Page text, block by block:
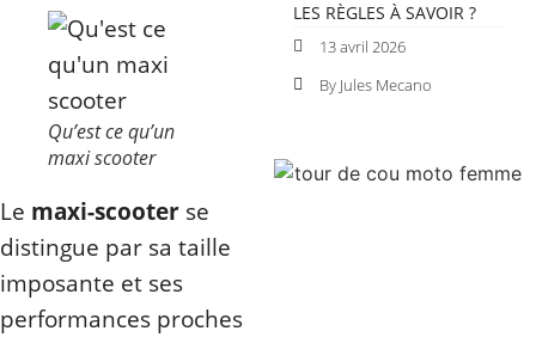
Qu’est ce qu’un
maxi scooter
Le maxi-scooter se
distingue par sa taille
imposante et ses
performances proches
LES RÈGLES À SAVOIR ?
13 avril 2026
By Jules Mecano